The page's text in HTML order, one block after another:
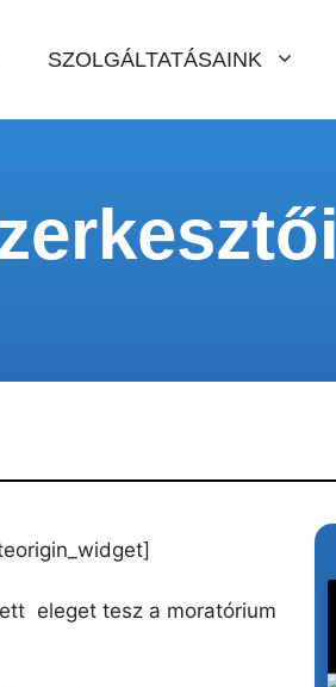
SZOLGÁLTATÁSAINK
eleget tesz a moratórium